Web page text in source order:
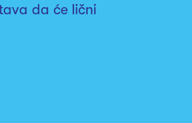
da će lični